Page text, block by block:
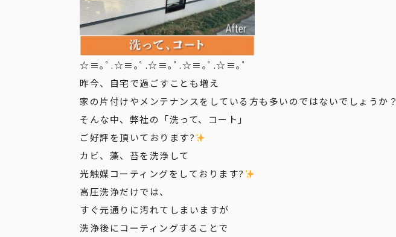
☆≡｡ﾟ.☆≡｡ﾟ.☆≡｡ﾟ.☆≡｡ﾟ.☆≡｡ﾟ
昨今、自宅で過ごすことも増え
家の片付けやメンテナンスをしている方も多いのではないでしょうか？
そんな中、弊社の「洗って、コート」
ご好評を頂いております?
カビ、藻、苔を洗浄して
光触媒コーティングをしております?
高圧洗浄だけでは、
すぐ元通りに汚れてしまいますが
洗浄後にコーティングすることで